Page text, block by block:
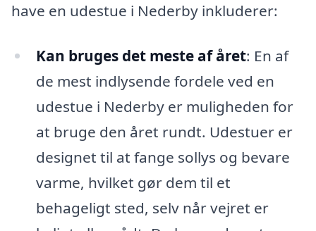
have en udestue i Nederby inkluderer:
Kan bruges det meste af året: En af
de mest indlysende fordele ved en
udestue i Nederby er muligheden for
at bruge den året rundt. Udestuer er
designet til at fange sollys og bevare
varme, hvilket gør dem til et
behageligt sted, selv når vejret er